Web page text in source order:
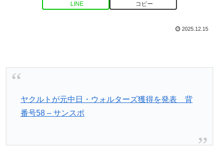
LINE コピー
2025.12.15
ヤクルトが元中日・ウォルターズ獲得を発表 背
番号58 – サンスポ